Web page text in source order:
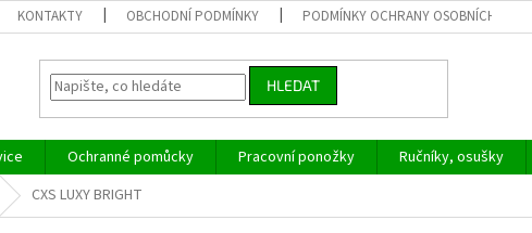
KONTAKTY OBCHODNÍ PODMÍNKY PODMÍNKY OCHRANY OSOBNÍCH ÚDAJŮ
HLEDAT
Ochranné pomůcky Pracovní ponožky Ručníky, osušky
CXS LUXY BRIGHT